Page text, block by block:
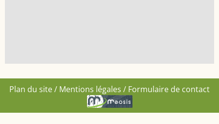
Plan du site/ Mentions légales / Formulaire de contact